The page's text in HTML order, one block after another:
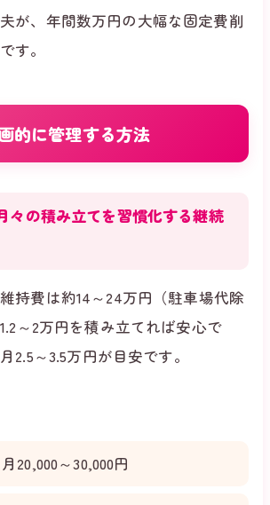
が、年間数万円の大幅な固定費削
す。
的に管理する方法
々の積み立てを習慣化する継続
持費は約14～24万円（駐車場代除
～2万円を積み立てれば安心で
2.5～3.5万円が目安です。
20,000～30,000円